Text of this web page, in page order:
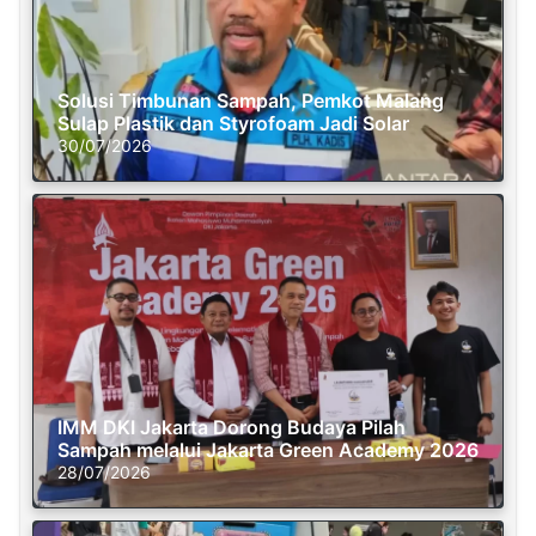
Solusi Timbunan Sampah, Pemkot Malang
Sulap Plastik dan Styrofoam Jadi Solar
30/07/2026
IMM DKI Jakarta Dorong Budaya Pilah
Sampah melalui Jakarta Green Academy 2026
28/07/2026